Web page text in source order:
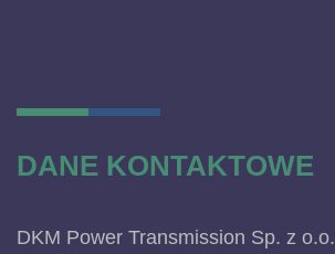
DANE KONTAKTOWE
DKM Power Transmission Sp. z o.o.